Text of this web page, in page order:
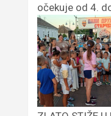
očekuje od 4.